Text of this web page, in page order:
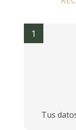
1
Tus